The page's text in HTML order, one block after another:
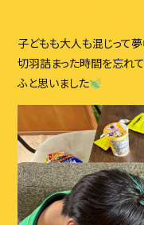
子どもも大人も混じって
切羽詰まった時間を忘れ
ふと思いました